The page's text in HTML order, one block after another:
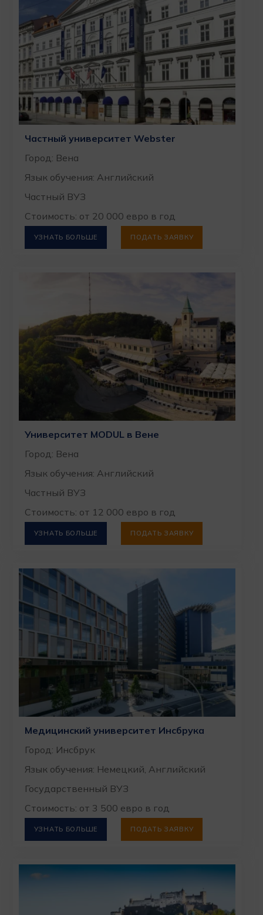
Частный университет Webster
Город: Вена
Язык обучения: Английский
Частный ВУЗ
Стоимость: от 20 000 евро в год
УЗНАТЬ БОЛЬШЕ ПОДАТЬ ЗАЯВКУ
Университет MODUL в Вене
Город: Вена
Язык обучения: Английский
Частный ВУЗ
Стоимость: от 12 000 евро в год
УЗНАТЬ БОЛЬШЕ ПОДАТЬ ЗАЯВКУ
Медицинский университет Инсбрука
Город: Инсбрук
Язык обучения: Немецкий, Английский
Государственный ВУЗ
Стоимость: от 3 500 евро в год
УЗНАТЬ БОЛЬШЕ ПОДАТЬ ЗАЯВКУ